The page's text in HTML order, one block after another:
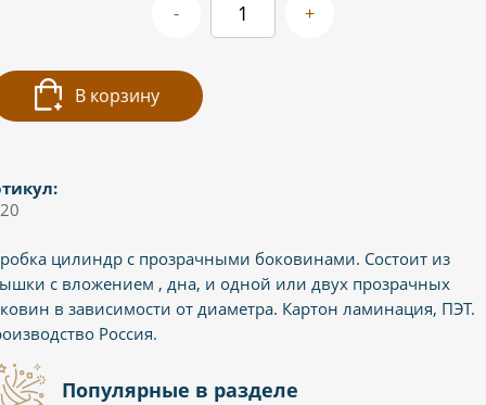
- +
В корзину
цилиндр с прозрачными боковинами. Состоит из
с вложением , дна, и одной или двух прозрачных
в зависимости от диаметра. Картон ламинация, ПЭТ.
Россия.
Популярные в разделе